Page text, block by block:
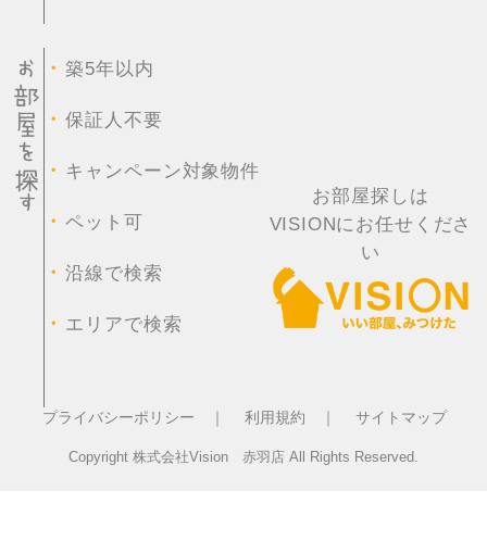
・築5年以内
・保証人不要
・ キャンペーン対象物件
・ペット可
・沿線で検索
・ エリアで検索
お部屋探しは
VISIONにお任せくださ
い
プライバシーポリシー ｜ 利用規約 ｜ サイトマップ
Copyright 株式会社Vision 赤羽店 All Rights Reserved.